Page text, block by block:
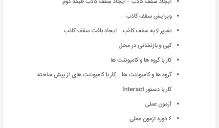
ویرایش سقف کاذب
تغییر لایه سقف کاذب – ایجاد بافت سقف کاذب
کپی و بازنشانی در محل
کار با گروه ها و کامپوننت ها
گروه ها و کامپوننت ها – کار با کامپوننت های از پیش ساخته –
کار با دستور Interact
آزمون عملی
۶ دوره آزمون عملی